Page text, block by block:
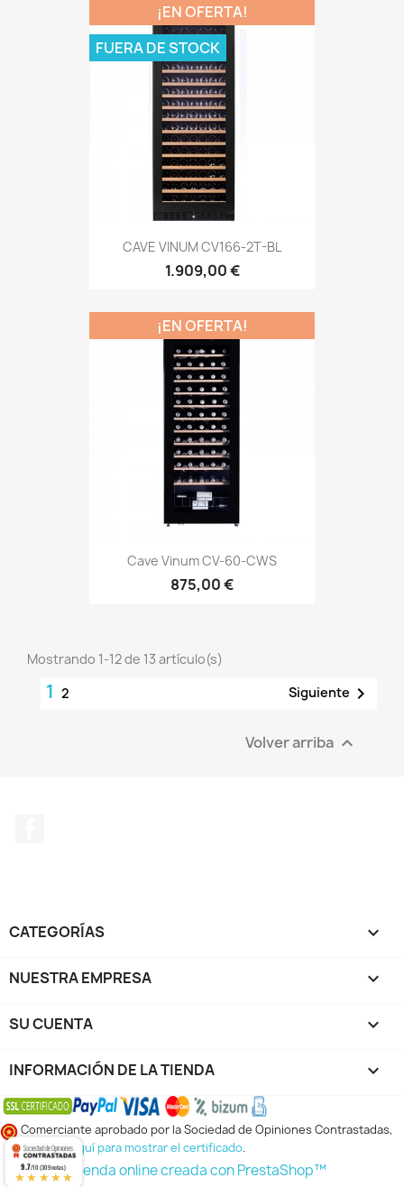
CAVE VINUM CV166-2T-BL
1.909,00 €
¡EN OFERTA!
FUERA DE STOCK
Cave Vinum CV-60-CWS
875,00 €
¡EN OFERTA!
Mostrando 1-12 de 13 artículo(s)
1 2 Siguiente 
Volver arriba 
CATEGORÍAS 
NUESTRA EMPRESA 
SU CUENTA 
INFORMACIÓN DE LA TIENDA keyboard_arrow_down
Comerciante aprobado por la Sociedad de Opiniones Contrastadas,
haga clic aquí para mostrar el certificado.
© 2026 - tienda online creada con PrestaShop™
9.7/10 (309 notas)
★★★★★